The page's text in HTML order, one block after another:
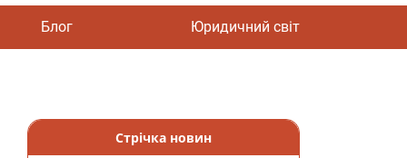
Блог Юридичний світ
Стрічка новин